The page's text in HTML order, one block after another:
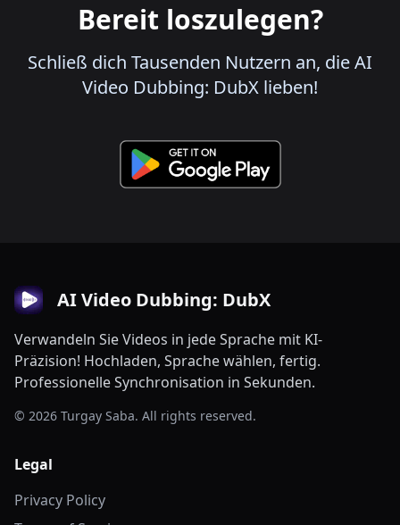
Bereit loszulegen?
Schließ dich Tausenden Nutzern an, die AI
Video Dubbing: DubX lieben!
AI Video Dubbing: DubX
Verwandeln Sie Videos in jede Sprache mit KI-
Präzision! Hochladen, Sprache wählen, fertig.
Professionelle Synchronisation in Sekunden.
© 2026 Turgay Saba. All rights reserved.
Legal
Privacy Policy